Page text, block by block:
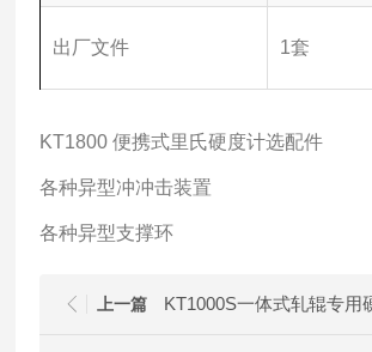
出厂文件 1套
KT1800便携式里氏硬度计选配件
各种异型冲冲击装置
各种异型支撑环
上一篇 KT1000S一体式轧辊专用